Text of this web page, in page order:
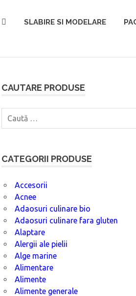
SLABIRE SI MODELARE
CAUTARE PRODUSE
CATEGORII PRODUSE
Accesorii
Acnee
Adaosuri culinare bio
Adaosuri culinare fara gluten
Alaptare
Alergii ale pielii
Alge marine
Alimentare
Alimente
Alimente generale